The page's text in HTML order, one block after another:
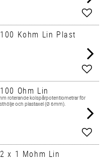
Add
Kohm Lin Plast
Add
Ohm Lin
roterande kolspårpotentiometrar för
och plastaxel (Ø 6mm).
Add
x 1 Mohm Lin